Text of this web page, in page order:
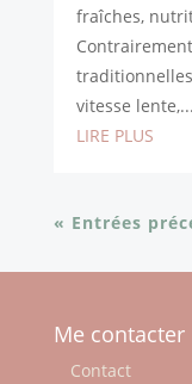
fraîches,
vitesse lente,...
LIRE PLUS
« Entrées
Me contacter
Contact